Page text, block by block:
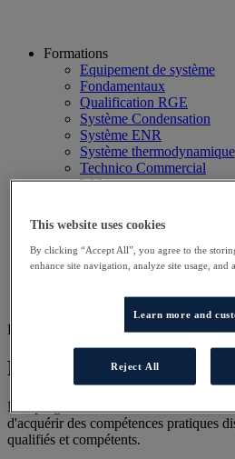
Formations
Equipement de système
Fondamentaux
Qualification RGE
Système Condensation
Système ENR
Système thermodynamique
Technico Commercial
Webinaire
Hôtels
Planning
Contactez-nous
Autres sites
Professionnel
FOR CA
Formation CA DR
Nos programmes de formation ont été
d'acquérir des compétences pratiques
qualifiés et compétents.
This website uses cookies
By clicking “Accept All”, you agree to the
enhance site navigation, analyze site usage, and
Learn more and
Reject All